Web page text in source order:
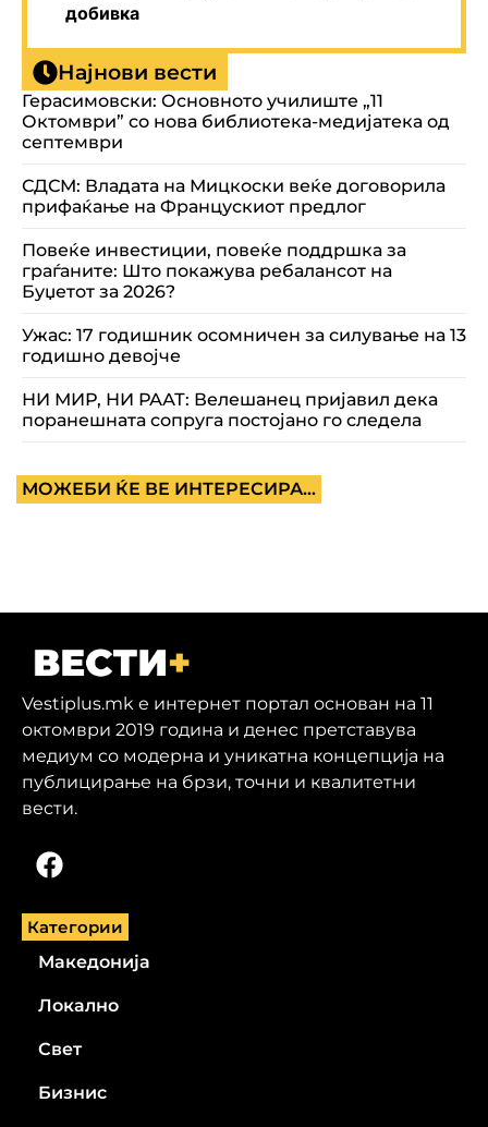
добивка
Најнови вести
Герасимовски: Основното училиште „11
Октомври” со нова библиотека-медијатека од
септември
СДСМ: Владата на Мицкоски веќе договорила
прифаќање на Францускиот предлог
Повеќе инвестиции, повеќе поддршка за
граѓаните: Што покажува ребалансот на
Буџетот за 2026?
Ужас: 17 годишник осомничен за силување на 13
годишно девојче
НИ МИР, НИ РААТ: Велешанец пријавил дека
поранешната сопруга постојано го следела
МОЖЕБИ ЌЕ ВЕ ИНТЕРЕСИРА...
Vestiplus.mk е интернет портал основан на 11
октомври 2019 година и денес претставува
медиум со модерна и уникатна концепција на
публицирање на брзи, точни и квалитетни
вести.
Категории
Македонија
Локално
Свет
Бизнис